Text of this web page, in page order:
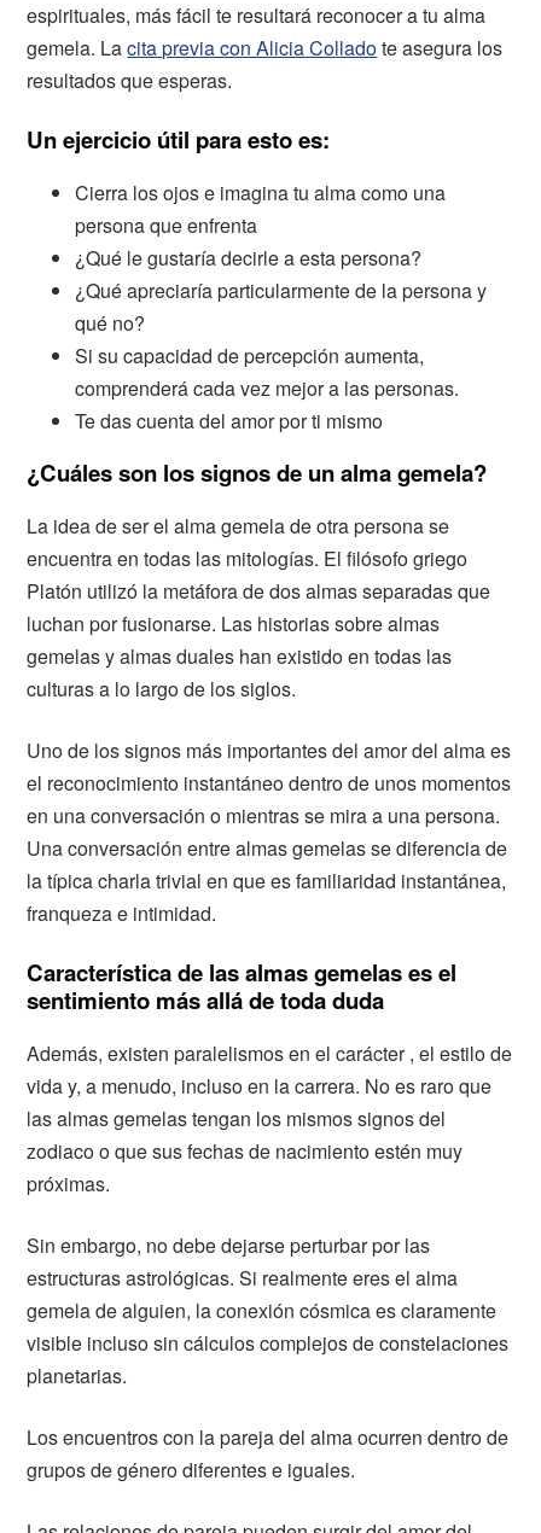
espirituales, más fácil te resultará reconocer a tu alma
gemela. Lacita previa con Alicia Colladote asegura los
resultados que esperas.
Un ejercicio útil para esto es:
Cierra los ojos e imagina tu alma como una
persona que enfrenta
¿Qué le gustaría decirle a esta persona?
¿Qué apreciaría particularmente de la persona y
qué no?
Si su capacidad de percepción aumenta,
comprenderá cada vez mejor a las personas.
Te das cuenta del amor por ti mismo
¿Cuáles son los signos de un alma gemela?
La idea de ser el alma gemela de otra persona se
encuentra en todas las mitologías. El filósofo griego
Platón utilizó la metáfora de dos almas separadas que
luchan por fusionarse. Las historias sobre almas
gemelas y almas duales han existido en todas las
culturas a lo largo de los siglos.
Uno de los signos más importantes del amor del alma es
el reconocimiento instantáneo dentro de unos momentos
en una conversación o mientras se mira a una persona.
Una conversación entre almas gemelas se diferencia de
la típica charla trivial en que es familiaridad instantánea,
franqueza e intimidad.
Característica de las almas gemelas es el
sentimiento más allá de toda duda
Además, existen paralelismos en el carácter , el estilo de
vida y, a menudo, incluso en la carrera. No es raro que
las almas gemelas tengan los mismos signos del
zodiaco o que sus fechas de nacimiento estén muy
próximas.
Sin embargo, no debe dejarse perturbar por las
estructuras astrológicas. Si realmente eres el alma
gemela de alguien, la conexión cósmica es claramente
visible incluso sin cálculos complejos de constelaciones
planetarias.
Los encuentros con la pareja del alma ocurren dentro de
grupos de género diferentes e iguales.